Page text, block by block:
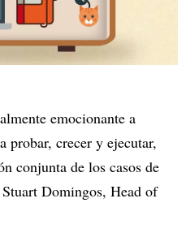
emocionante a
probar, crecer y ejecutar,
conjunta de los casos de
Domingos, Head of